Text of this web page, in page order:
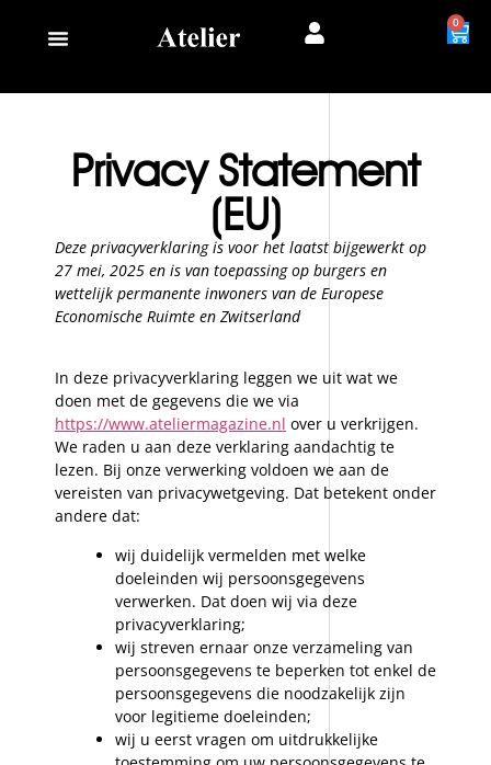
0
Privacy Statement
(EU)
Deze privacyverklaring is voor het laatst bijgewerkt op
27 mei, 2025 en is van toepassing op burgers en
wettelijk permanente inwoners van de Europese
Economische Ruimte en Zwitserland
In deze privacyverklaring leggen we uit wat we
doen met de gegevens die we via
https://www.ateliermagazine.nl over u verkrijgen.
We raden u aan deze verklaring aandachtig te
lezen. Bij onze verwerking voldoen we aan de
vereisten van privacywetgeving. Dat betekent onder
andere dat:
wij duidelijk vermelden met welke
doeleinden wij persoonsgegevens
verwerken. Dat doen wij via deze
privacyverklaring;
wij streven ernaar onze verzameling van
persoonsgegevens te beperken tot enkel de
persoonsgegevens die noodzakelijk zijn
voor legitieme doeleinden;
wij u eerst vragen om uitdrukkelijke